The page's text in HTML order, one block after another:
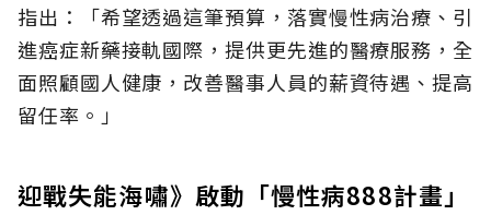
指出：「希望透過這筆預算，落實慢性病治療、引
進癌症新藥接軌國際，提供更先進的醫療服務，全
面照顧國人健康，改善醫事人員的薪資待遇、提高
留任率。」
迎戰失能海嘯》啟動「慢性病888計畫」